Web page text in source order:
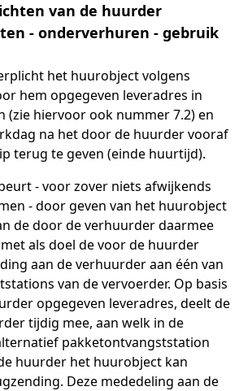
van de huurder
- onderverhuren - gebruik
het huurobject volgens
hem opgegeven leveradres in
(zie hiervoor ook nummer 7.2) en
na het door de huurder vooraf
terug te geven (einde huurtijd).
- voor zover niets afwijkends
- door geven van het huurobject
de door de verhuurder daarmee
als doel de voor de huurder
aan de verhuurder aan één van
van de vervoerder. Op basis
opgegeven leveradres, deelt de
tijdig mee, aan welk in de
pakketontvangststation
huurder het huurobject kan
Deze mededeling aan de